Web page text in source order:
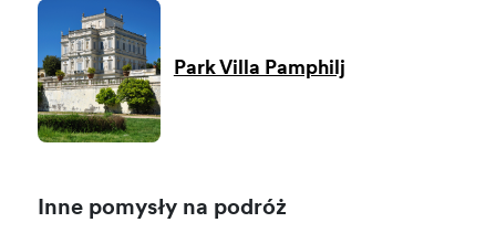
Park Villa Pamphilj
Inne pomysły na podróż